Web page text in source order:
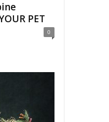
PET
0